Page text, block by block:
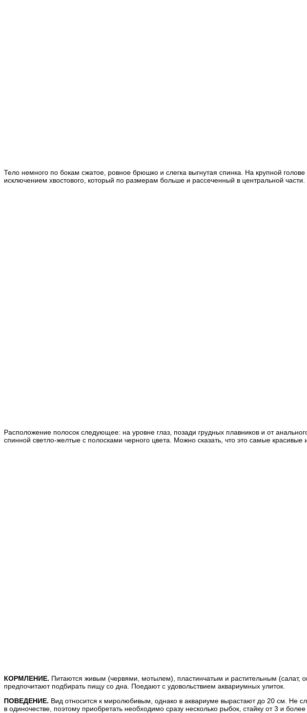
Тело немного по бокам сжатое, ровное брюшко и слегка выгнутая спинка. На крупной
исключением хвостового, который по размерам больше и рассеченный в центральной
Расположение полосок следующее: на уровне глаз, позади грудных плавников и от
спинной светло-желтые с полосками черного цвета. Можно сказать, что это самые
КОРМЛЕНИЕ. Питаются живым (червями, мотылем), пластинчатым и растительным (салат,
предпочитают подбирать пищу со дна. Поедают с удовольствием аквариумных улиток.
ПОВЕДЕНИЕ. Вид относится к миролюбивым, однако в аквариуме вырастают до 20 см. Не
в одиночестве, поэтому приобретать необходимо сразу несколько рыбок, стайку от 3 и